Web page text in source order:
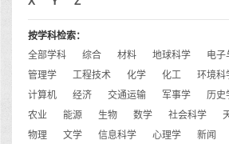
按学科检索：
全部学科
综合 材料 地球科学 电子
管理学
工程技术 化学 化工 环境科
计算机
经济 交通运输 军事学 历史
农业
能源 生物 数学 社会科学
物理
文学 信息科学 心理学 新闻